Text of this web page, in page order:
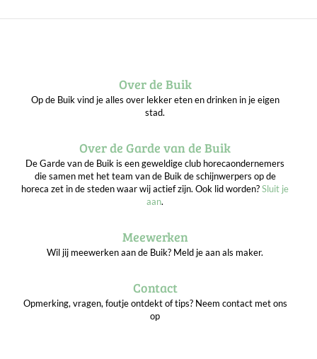
Over de Buik
Op de Buik vind je alles over lekker eten en drinken in je eigen
stad.
Over de Garde van de Buik
De Garde van de Buik is een geweldige club horecaondernemers
die samen met het team van de Buik de schijnwerpers op de
horeca zet in de steden waar wij actief zijn. Ook lid worden?Sluit je
aan.
Meewerken
Wil jij meewerken aan de Buik? Meld je aan als maker.
Contact
Opmerking, vragen, foutje ontdekt of tips? Neem contact met ons
op